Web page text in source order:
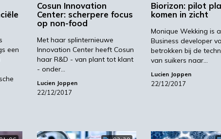
een
Cosun Innovation
Center: scherpere focus
op non-food
Met haar splinternieuwe
Innovation Center heeft Cosun
haar R&D - van plant tot klant
- onder…
Lucien Joppen
22/12/2017
Biorizon: pilot
komen in zicht
Monique Wekking is
Business developer
betrokken bij de
van suikers naar…
Lucien Joppen
22/12/2017